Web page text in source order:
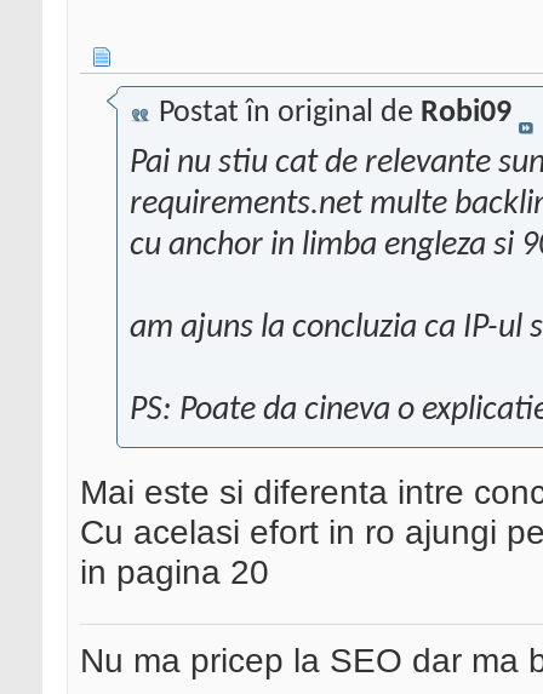
Postat în original de Robi09
Pai nu stiu cat de relevante
requirements.net multe
cu anchor in limba engleza si
am ajuns la concluzia ca IP-ul
PS: Poate da cineva o
Mai este si diferenta intre
Cu acelasi efort in ro ajungi
in pagina 20
Nu ma pricep la SEO dar ma